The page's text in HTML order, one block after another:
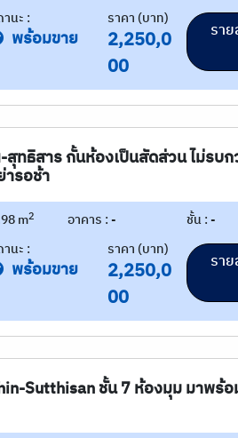
นะ :
พร้อมขาย
ราคา (บาท)
2,250,0
00
ทธิสาร กั้นห้องเป็นสัดส่วน ไม่รบ
ารอช้า
m2 อาคาร : -
ชั้น : -
นะ :
พร้อมขาย
ราคา (บาท)
2,250,0
00
Sutthisan ชั้น 7 ห้องมุม มาพร้